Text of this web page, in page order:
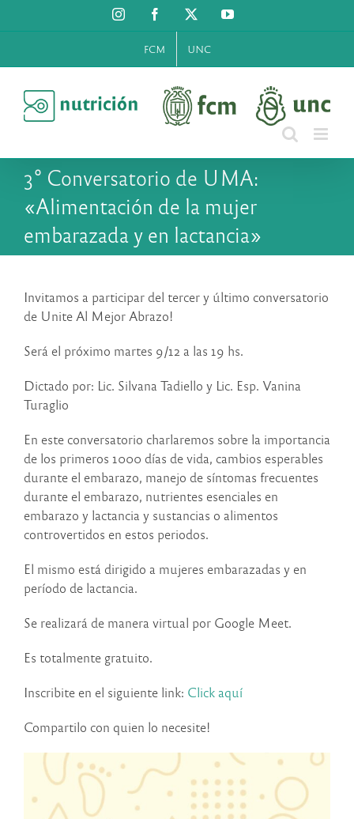
al
InstagramFacebook YouTube
FCM UNC
3° Conversatorio de UMA:
«Alimentación de la mujer
embarazada y en lactancia»
Invitamos a participar del tercer y último conversatorio
de Unite Al Mejor Abrazo!
Será el próximo martes 9/12 a las 19 hs.
Dictado por: Lic. Silvana Tadiello y Lic. Esp. Vanina
Turaglio
En este conversatorio charlaremos sobre la importancia
de los primeros 1000 días de vida, cambios esperables
durante el embarazo, manejo de síntomas frecuentes
durante el embarazo, nutrientes esenciales en
embarazo y lactancia y sustancias o alimentos
controvertidos en estos periodos.
El mismo está dirigido a mujeres embarazadas y en
período de lactancia.
Se realizará de manera virtual por Google Meet.
Es totalmente gratuito.
Inscribite en el siguiente link: Click aquí
Compartilo con quien lo necesite!